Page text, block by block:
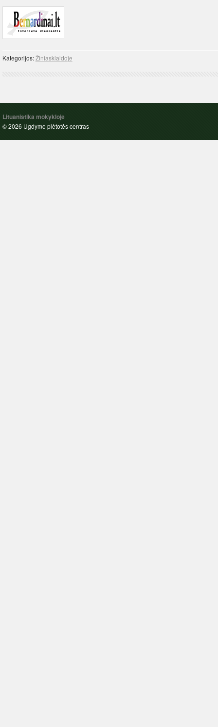
Kategorijos:Žiniasklaidoje
Lituanistika mokykloje
© 2026 Ugdymo plėtotės centras